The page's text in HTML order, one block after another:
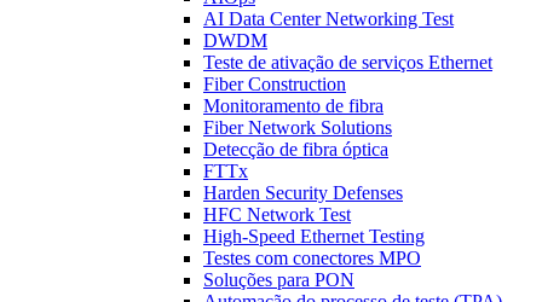
AI Data Center Networking Test
DWDM
Teste de ativação de serviços Ethernet
Fiber Construction
Monitoramento de fibra
Fiber Network Solutions
Detecção de fibra óptica
FTTx
Harden Security Defenses
HFC Network Test
High-Speed Ethernet Testing
Testes com conectores MPO
Soluções para PON